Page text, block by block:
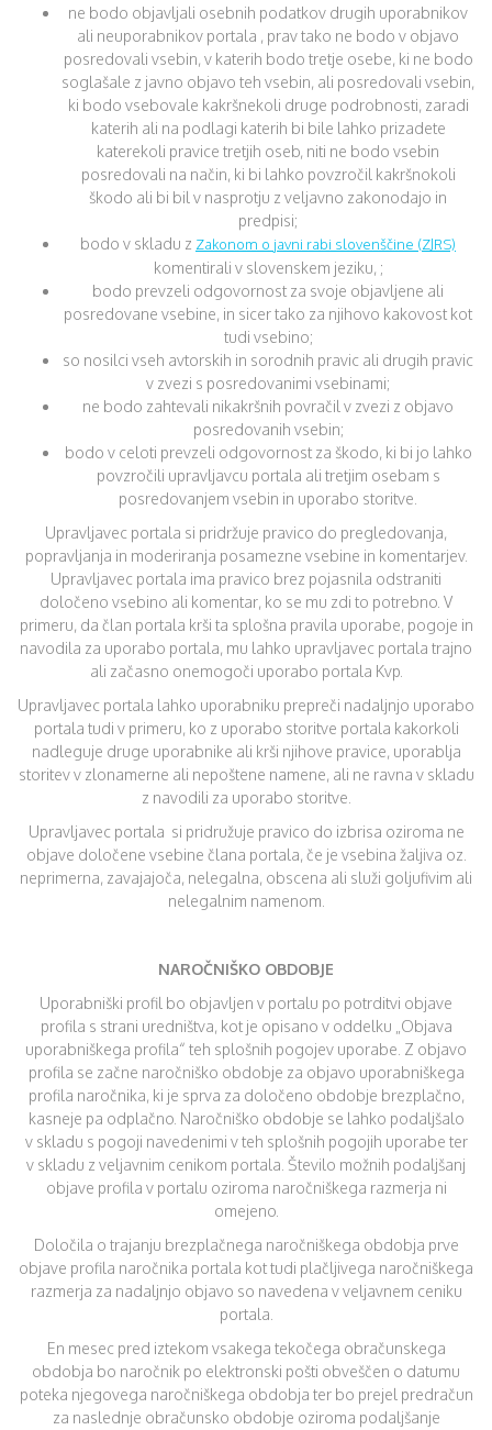
ne bodo objavljali osebnih podatkov drugih uporabnikov
ali neuporabnikov portala , prav tako ne bodo v objavo
posredovali vsebin, v katerih bodo tretje osebe, ki ne bodo
soglašale z javno objavo teh vsebin, ali posredovali vsebin,
ki bodo vsebovale kakršnekoli druge podrobnosti, zaradi
katerih ali na podlagi katerih bi bile lahko prizadete
katerekoli pravice tretjih oseb, niti ne bodo vsebin
posredovali na način, ki bi lahko povzročil kakršnokoli
škodo ali bi bil v nasprotju z veljavno zakonodajo in
predpisi;
bodo v skladu z Zakonom o javni rabi slovenščine (ZJRS)
komentirali v slovenskem jeziku, ;
bodo prevzeli odgovornost za svoje objavljene ali
posredovane vsebine, in sicer tako za njihovo kakovost kot
tudi vsebino;
so nosilci vseh avtorskih in sorodnih pravic ali drugih pravic
v zvezi s posredovanimi vsebinami;
ne bodo zahtevali nikakršnih povračil v zvezi z objavo
posredovanih vsebin;
bodo v celoti prevzeli odgovornost za škodo, ki bi jo lahko
povzročili upravljavcu portala ali tretjim osebam s
posredovanjem vsebin in uporabo storitve.
Upravljavec portala si pridržuje pravico do pregledovanja,
popravljanja in moderiranja posamezne vsebine in komentarjev.
Upravljavec portala ima pravico brez pojasnila odstraniti
določeno vsebino ali komentar, ko se mu zdi to potrebno. V
primeru, da član portala krši ta splošna pravila uporabe, pogoje in
navodila za uporabo portala, mu lahko upravljavec portala trajno
ali začasno onemogoči uporabo portala Kvp.
Upravljavec portala lahko uporabniku prepreči nadaljnjo uporabo
portala tudi v primeru, ko z uporabo storitve portala kakorkoli
nadleguje druge uporabnike ali krši njihove pravice, uporablja
storitev v zlonamerne ali nepoštene namene, ali ne ravna v skladu
z navodili za uporabo storitve.
Upravljavec portala si pridružuje pravico do izbrisa oziroma ne
objave določene vsebine člana portala, če je vsebina žaljiva oz.
neprimerna, zavajajoča, nelegalna, obscena ali služi goljufivim ali
nelegalnim namenom.
NAROČNIŠKO OBDOBJE
Uporabniški profil bo objavljen v portalu po potrditvi objave
profila s strani uredništva, kot je opisano v oddelku „Objava
uporabniškega profila“ teh splošnih pogojev uporabe. Z objavo
profila se začne naročniško obdobje za objavo uporabniškega
profila naročnika, ki je sprva za določeno obdobje brezplačno,
kasneje pa odplačno. Naročniško obdobje se lahko podaljšalo
v skladu s pogoji navedenimi v teh splošnih pogojih uporabe ter
v skladu z veljavnim cenikom portala. Število možnih podaljšanj
objave profila v portalu oziroma naročniškega razmerja ni
omejeno.
Določila o trajanju brezplačnega naročniškega obdobja prve
objave profila naročnika portala kot tudi plačljivega naročniškega
razmerja za nadaljnjo objavo so navedena v veljavnem ceniku
portala.
En mesec pred iztekom vsakega tekočega obračunskega
obdobja bo naročnik po elektronski pošti obveščen o datumu
poteka njegovega naročniškega obdobja ter bo prejel predračun
za naslednje obračunsko obdobje oziroma podaljšanje